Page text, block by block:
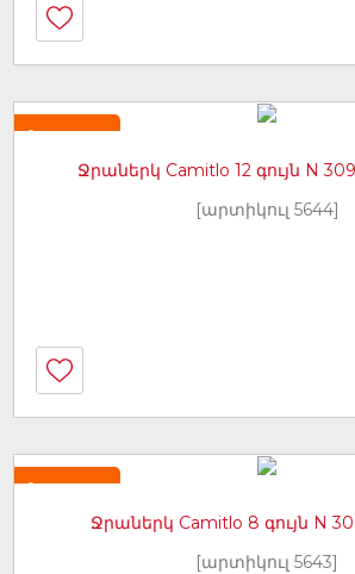
Նորույթ
Ջրաներկ Camitlo 12 գույն N
[արտիկուլ 5644]
Նորույթ
Ջրաներկ Camitlo 8 գույն N
[արտիկուլ 5643]